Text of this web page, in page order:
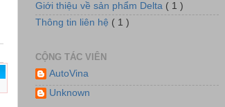
Hệ thống quạt, tiền đông kho lạnh
Giới thiệu về sản phẩm Delta ( 1 )
Thông tin liên hệ ( 1 )
CỘNG TÁC VIÊN
AutoVina
Unknown